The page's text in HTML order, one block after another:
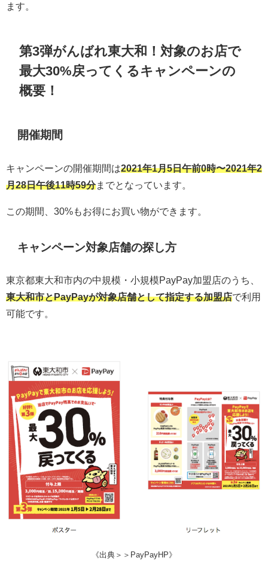
ます。
第3弾がんばれ東大和！対象のお店で
最大30%戻ってくるキャンペーンの
概要！
開催期間
キャンペーンの開催期間は2021年1月5日午前0時〜2021年2
月28日午後11時59分までとなっています。
この期間、30%もお得にお買い物ができます。
キャンペーン対象店舗の探し方
東京都東大和市内の中規模・小規模PayPay加盟店のうち、
東大和市とPayPayが対象店舗として指定する加盟店で利用
可能です。
《出典＞＞PayPayHP》